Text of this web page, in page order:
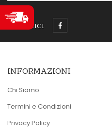
SEGUICI
INFORMAZIONI
Chi Siamo
Termini e Condizioni
Privacy Policy